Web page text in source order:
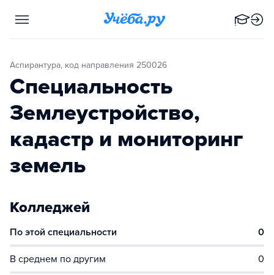
Аспирантура, код направления 250026
Специальность
Землеустройство,
кадастр и мониторинг
земель
Колледжей
По этой специальности 0
В среднем по другим 0